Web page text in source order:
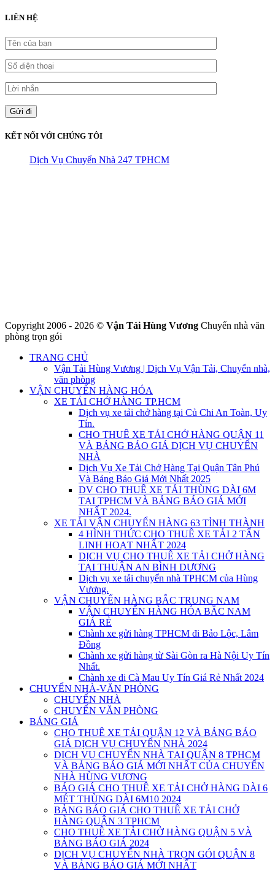
LIÊN HỆ
KẾT NỐI VỚI CHÚNG TÔI
Dịch Vụ Chuyển Nhà 247 TPHCM
Copyright 2006 - 2026 © Vận Tải Hùng Vương Chuyển nhà văn
phòng trọn gói
TRANG CHỦ
Vận Tải Hùng Vương | Dịch Vụ Vận Tải, Chuyển nhà,
văn phòng
VẬN CHUYỂN HÀNG HÓA
XE TẢI CHỞ HÀNG TP.HCM
Dịch vụ xe tải chở hàng tại Củ Chi An Toàn, Uy
Tín.
CHO THUÊ XE TẢI CHỞ HÀNG QUẬN 11
VÀ BẢNG BÁO GIÁ DỊCH VỤ CHUYỂN
NHÀ
Dịch Vụ Xe Tải Chở Hàng Tại Quận Tân Phú
Và Bảng Báo Giá Mới Nhất 2025
DV CHO THUÊ XE TẢI THÙNG DÀI 6M
TẠI TPHCM VÀ BẢNG BÁO GIÁ MỚI
NHẤT 2024.
XE TẢI VẬN CHUYỂN HÀNG 63 TỈNH THÀNH
4 HÌNH THỨC CHO THUÊ XE TẢI 2 TẤN
LINH HOẠT NHẤT 2024
DỊCH VỤ CHO THUÊ XE TẢI CHỞ HÀNG
TẠI THUẬN AN BÌNH DƯƠNG
Dịch vụ xe tải chuyển nhà TPHCM của Hùng
Vương.
VẬN CHUYỂN HÀNG BẮC TRUNG NAM
VẬN CHUYỂN HÀNG HÓA BẮC NAM
GIÁ RẺ
Chành xe gửi hàng TPHCM đi Bảo Lộc, Lâm
Đồng
Chành xe gửi hàng từ Sài Gòn ra Hà Nội Uy Tín
Nhất.
Chành xe đi Cà Mau Uy Tín Giá Rẻ Nhất 2024
CHUYỂN NHÀ-VĂN PHÒNG
CHUYỂN NHÀ
CHUYỂN VĂN PHÒNG
BẢNG GIÁ
CHO THUÊ XE TẢI QUẬN 12 VÀ BẢNG BÁO
GIÁ DỊCH VỤ CHUYỂN NHÀ 2024
DỊCH VỤ CHUYỂN NHÀ TẠI QUẬN 8 TPHCM
VÀ BẢNG BÁO GIÁ MỚI NHẤT CỦA CHUYỂN
NHÀ HÙNG VƯƠNG
BÁO GIÁ CHO THUÊ XE TẢI CHỞ HÀNG DÀI 6
MÉT THÙNG DÀI 6M10 2024
BẢNG BÁO GIÁ CHO THUÊ XE TẢI CHỞ
HÀNG QUẬN 3 TPHCM
CHO THUÊ XE TẢI CHỞ HÀNG QUẬN 5 VÀ
BẢNG BÁO GIÁ 2024
DỊCH VỤ CHUYỂN NHÀ TRỌN GÓI QUẬN 8
VÀ BẢNG BÁO GIÁ MỚI NHẤT